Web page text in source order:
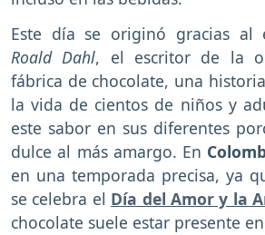
Este día se originó gracias al
Roald Dahl, el escritor de la
fábrica de chocolate, una
la vida de cientos de niños y
este sabor en sus diferentes
dulce al más amargo. En
en una temporada precisa, ya
se celebra el Día del Amor y la
chocolate suele estar presente